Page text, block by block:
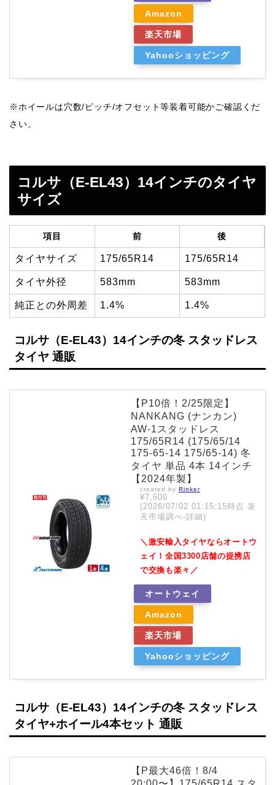
Amazon
楽天市場
Yahooショッピング
※ホイールは穴数/ピッチ/オフセット等装着可能かご確認くだ
さい。
コルサ（E-EL43）14インチのタイヤ
サイズ
項目 前 後
タイヤサイズ 175/65R14 175/65R14
タイヤ外径 583mm 583mm
純正との外周差 1.4% 1.4%
コルサ（E-EL43）14インチの冬 スタッドレス
タイヤ 通販
【P10倍！2/25限定】
NANKANG (ナンカン)
AW-1スタッドレス
175/65R14 (175/65/14
175-65-14 175/65-14) 冬
タイヤ 単品 4本 14インチ
【2024年製】
created by Rinker
¥7,600
(2026/07/02 01:15:15時点 楽
天市場調べ-詳細)
＼激安輸入タイヤならオートウ
ェイ！全国3300店舗の提携店
で交換も楽々／
オートウェイ
Amazon
楽天市場
Yahooショッピング
コルサ（E-EL43）14インチの冬 スタッドレス
タイヤ+ホイール4本セット 通販
【P最大46倍！8/4